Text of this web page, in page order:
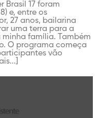
Brasil 17 foram
e, entre os
27 anos, bailarina
uma terra para a
família. Também
O programa começa
vão